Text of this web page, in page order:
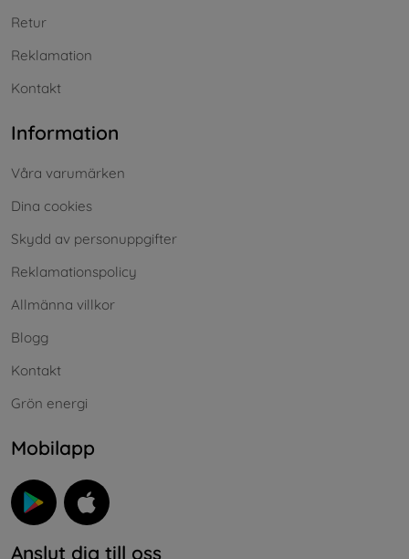
Retur
Reklamation
Kontakt
Information
Våra varumärken
Dina cookies
Skydd av personuppgifter
Reklamationspolicy
Allmänna villkor
Blogg
Kontakt
Grön energi
Mobilapp
Anslut dig till oss